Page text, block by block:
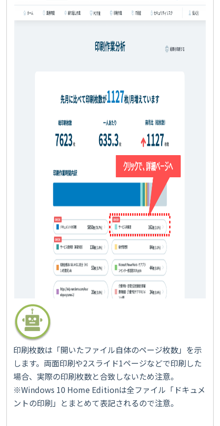
印刷枚数は「開いたファイル自体のページ枚数」を示
します。両面印刷や2スライド1ページなどで印刷した
場合、実際の印刷枚数と合致しないため注意。
※Windows 10 Home Editionは全ファイル「ドキュメ
ントの印刷」とまとめて表記されるので注意。